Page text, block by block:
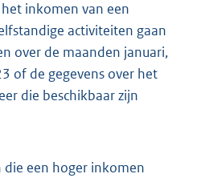
inkomen van een
activiteiten gaan
over de maanden januari,
of de gegevens over het
die beschikbaar zijn
die een hoger inkomen